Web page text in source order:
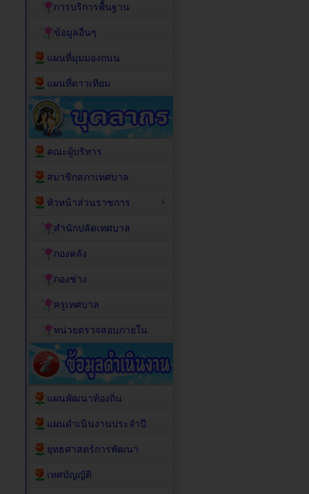
การบริการพื้นฐาน
ข้อมูลอื่นๆ
แผนที่มุมมองถนน
แผนที่ดาวเทียม
คณะผู้บริหาร
สมาชิกสภาเทศบาล
หัวหน้าส่วนราชการ
สำนักปลัดเทศบาล
กองคลัง
กองช่าง
ครูเทศบาล
หน่วยตรวจสอบภายใน
แผนพัฒนาท้องถิ่น
แผนดำเนินงานประจำปี
ยุทธศาสตร์การพัฒนา
เทศบัญญัติ